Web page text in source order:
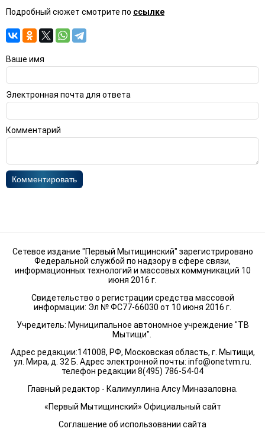
Подробный сюжет смотрите по ссылке
Ваше имя
Электронная почта для ответа
Комментарий
Комментировать
Сетевое издание "Первый Мытищинский" зарегистрировано
Федеральной службой по надзору в сфере связи,
информационных технологий и массовых коммуникаций 10
июня 2016 г.
Свидетельство о регистрации средства массовой
информации: Эл № ФС77-66030 от 10 июня 2016 г.
Учредитель: Муниципальное автономное учреждение "ТВ
Мытищи".
Адрес редакции:141008, РФ, Московская область, г. Мытищи,
ул. Мира, д. 32 Б. Адрес электронной почты: info@onetvm.ru.
телефон редакции 8(495) 786-54-04
Главный редактор - Калимуллина Алсу Миназаловна.
«Первый Мытищинский» Официальный сайт
Соглашение об использовании сайта